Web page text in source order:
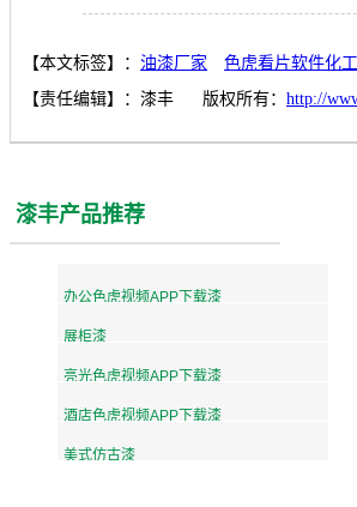
【本文标签】： 油漆厂家 色虎看片软件化工
【责任编辑】： 漆丰 版权所有： http://
漆丰产品推荐
办公色虎视频APP下载漆
展柜漆
亮光色虎视频APP下载漆
酒店色虎视频APP下载漆
美式仿古漆